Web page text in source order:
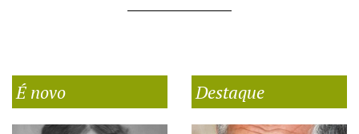
É novo Destaque